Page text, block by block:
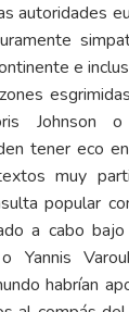
autoridades
e
Johnson o
tener eco
muy
popular
a cabo
Yannis
habrían